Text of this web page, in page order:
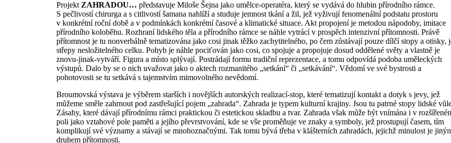
Projekt ZAHRADOU… představuje Miloše Šejna jako umělce-operatéra, který se vydává do hlubin přírodního rámce.
S pečlivostí chirurga a s citlivostí šamana nahlíží a studuje jemnost tkání a žil, jež vyživují fenomenální podstatu prostoru
v konkrétní roční době a v podmínkách konkrétní časové a klimatické situace. Akt propojení je metodou nápodoby, imitace
přírodního koloběhu. Rozhraní lidského těla a přírodního rámce se náhle vytrácí v prospěch intenzivní přítomnosti. Právě
přítomnost je tu nonverbálně tematizována jako cosi jinak těžko zachytitelného, po čem zůstávají pouze dílčí stopy a otisky,
střepy nesložitelného celku. Pohyb je náhle pociťován jako cosi, co spojuje a propojuje dosud oddělené světy a vlastně je
znovu-jinak-vytváří. Figura a místo splývají. Postrádají formu tradiční reprezentace, a tomu odpovídá podoba uměleckých
výstupů. Dalo by se o nich uvažovat jako o aktech rozmanitého „setkání“ či „setkávání“. Vědomí ve své bystrosti a
pohotovosti se tu setkává s tajemstvím mimovolného nevědomí.
Broumovská výstava je výběrem starších i novějších autorských realizací-stop, které tematizují kontakt a dotyk s jevy, jež
můžeme směle zahrnout pod zastřešující pojem „zahrada“. Zahrada je typem kulturní krajiny. Jsou tu patrné stopy lidské
Zásahy, které dávají přírodnímu rámci praktickou či estetickou skladbu a tvar. Zahrada však může být vnímána i v
poli jako vztahové pole paměti a jejího převrstvování, kde se vše proměňuje ve znaky a symboly, jež prostupují časem, tím
komplikují své významy a stávají se mnohoznačnými. Tak tomu bývá třeba v klášterních zahradách, jejichž minulost je
druhem přítomnosti.